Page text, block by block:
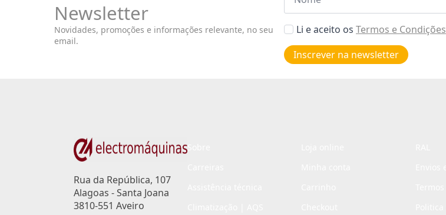
Newsletter
Novidades, promoções e informações relevante, no seu
email.
Aceitar
de
privacidade
Li e aceito os Termos e Condições
Inscrever na newsletter
Rua da República, 107
Alagoas - Santa Joana
3810-551 Aveiro